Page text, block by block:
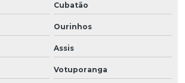
Cubatão
Ourinhos
Assis
Votuporanga